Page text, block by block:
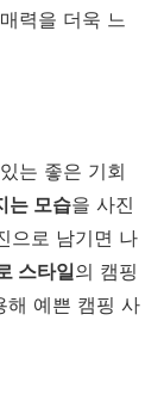
력을 더욱 느
는 좋은 기회
는 모습을 사진
으로 남기면 나
스타일의 캠핑
해 예쁜 캠핑 사